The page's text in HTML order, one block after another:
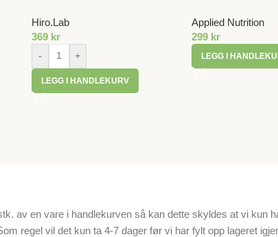
Hiro.Lab
369 kr
-
+
LEGG I HANDLEKURV
Applied Nutrition
299 kr
LEGG I
av en vare i handlekurven så kan dette skyldes at vi kun
regel vil det kun ta 4-7 dager før vi har fylt opp lageret